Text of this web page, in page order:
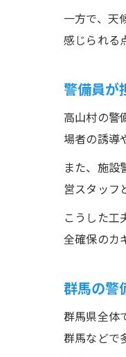
一方で、天
感じられる
警備員が
高山村の警
場者の誘導
また、施設
営スタッフ
こうした工
全確保のカ
群馬の警
群馬県全体
群馬などで